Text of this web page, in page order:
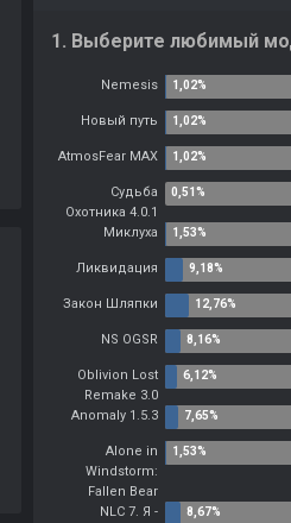
1. Выберите любимый
Nemesis
Новый путь
AtmosFear MAX
Судьба
Охотника 4.0.1
Миклуха
Ликвидация
Закон Шляпки
NS OGSR
Oblivion Lost
Remake 3.0
Anomaly 1.5.3
Alone in
Windstorm:
Fallen Bear
NLC 7. Я -